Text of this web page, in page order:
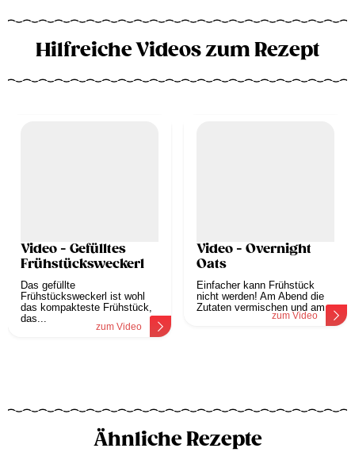
Hilfreiche Videos zum Rezept
Video - Gefülltes
Frühstücksweckerl
Das gefüllte
Frühstücksweckerl ist wohl
das kompakteste Frühstück,
das...
zum Video
Video - Overnight
Oats
Einfacher kann Frühstück
nicht werden! Am Abend die
Zutaten vermischen und am...
zum Video
Ähnliche Rezepte